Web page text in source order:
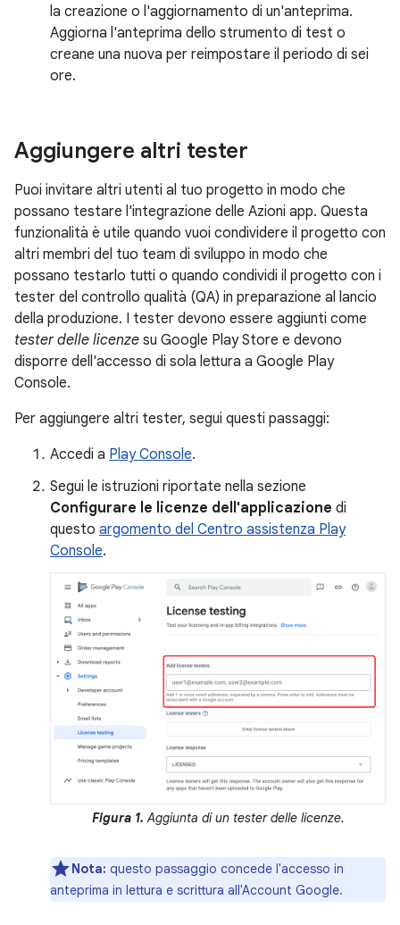
la creazione o l'aggiornamento di un'anteprima.
Aggiorna l'anteprima dello strumento di test o
creane una nuova per reimpostare il periodo di sei
ore.
Aggiungere altri tester
Puoi invitare altri utenti al tuo progetto in modo che
possano testare l'integrazione delle Azioni app. Questa
funzionalità è utile quando vuoi condividere il progetto con
altri membri del tuo team di sviluppo in modo che
possano testarlo tutti o quando condividi il progetto con i
tester del controllo qualità (QA) in preparazione al lancio
della produzione. I tester devono essere aggiunti come
tester delle licenze su Google Play Store e devono
disporre dell'accesso di sola lettura a Google Play
Console.
Per aggiungere altri tester, segui questi passaggi:
Accedi a Play Console.
Segui le istruzioni riportate nella sezione
Configurare le licenze dell'applicazione di
questo argomento del Centro assistenza Play
Console.
Figura 1. Aggiunta di un tester delle licenze.
Nota: questo passaggio concede l'accesso in
anteprima in lettura e scrittura all'Account Google.